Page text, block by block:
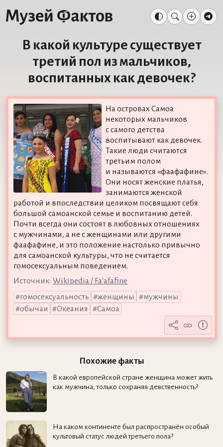
В какой культуре существует
третий пол из мальчиков,
воспитанных как девочек?
На островах Самоа
некоторых мальчиков
с самого детства
воспитывают как девочек.
Такие люди считаются
третьим полом
и называются «фаафафине».
Они носят женские платья,
занимаются женской
работой и впоследствии целиком посвящают себя
большой самоанской семье и воспитанию детей.
Почти всегда они состоят в любовных отношениях
с мужчинами, а не с женщинами или другими
фаафафине, и это положение настолько привычно
для самоанской культуры, что не считается
гомосексуальным поведением.
Источник: Wikipedia / Fa'afafine
гомосексуальность
женщины
мужчины
обычаи
Океания Самоа
Похожие факты
В какой европейской стране женщина может жить
как мужчина, только сохраняя девственность?
На каком континенте был распространён особый
культовый статус людей третьего пола?